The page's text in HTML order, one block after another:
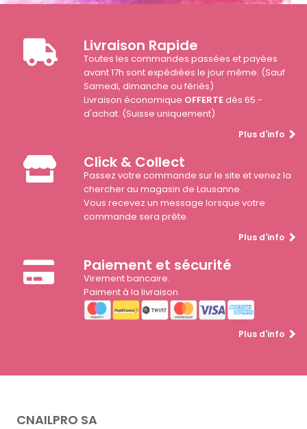
Livraison Rapide
Toutes les commandes passées et payées
avant 17h sont expédiées le jour même. (Sauf
Samedi, dimanche ou fériés)
Livraison économique OFFERTEdès 65.-
d'achat. (Suisse uniquement)
Plus d'info
Click & Collect
Passez votre commande sur le site et venez la
chercher au magasin de Lausanne.
Vous recevez un message lorsque votre
commande sera prête.
Plus d'info
Paiement et sécurité
Virement bancaire.
Paiment à la livraison
Plus d'info
CNAILPRO SA